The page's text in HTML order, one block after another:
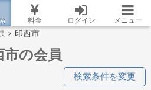
料金 ログイン メニュー
印西市
市の会員
検索条件を変更